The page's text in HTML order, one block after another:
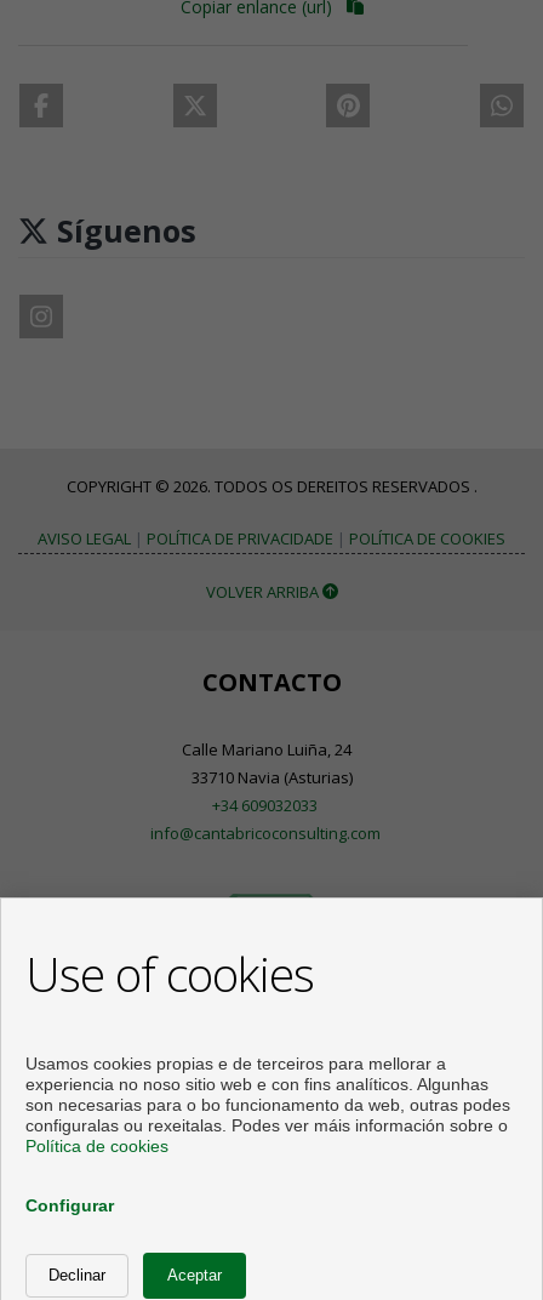
Copiar enlance (url)
Síguenos
COPYRIGHT © 2026. TODOS OS DEREITOS RESERVADOS .
AVISO LEGAL | POLÍTICA DE PRIVACIDADE | POLÍTICA DE COOKIES
VOLVER ARRIBA
CONTACTO
Calle Mariano Luiña, 24
33710 Navia (Asturias)
+34 609032033
info@cantabricoconsulting.com
Desenvolvido por
Use of cookies
Usamos cookies propias e de terceiros para mellorar a
experiencia no noso sitio web e con fins analíticos. Algunhas
son necesarias para o bo funcionamento da web, outras podes
configuralas ou rexeitalas. Podes ver máis información sobre o
Política de cookies
Configurar